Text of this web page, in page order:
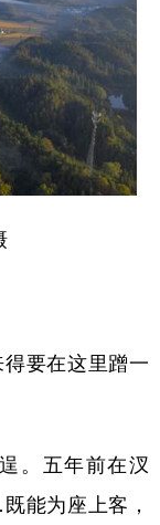
重庆
西藏
宁夏
要在这里蹭一
。五年前在汊
能为座上客，